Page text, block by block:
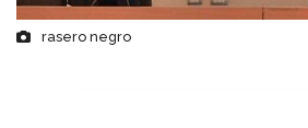
rasero negro